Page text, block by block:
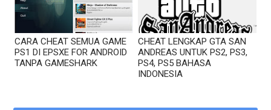
CARA CHEAT SEMUA GAME
PS1 DI EPSXE FOR ANDROID
TANPA GAMESHARK
CHEAT LENGKAP GTA SAN
ANDREAS UNTUK PS2, PS3,
PS4, PS5 BAHASA
INDONESIA